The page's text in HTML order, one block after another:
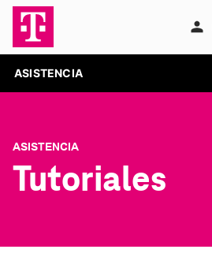
ASISTENCIA
ASISTENCIA
Tutoriales